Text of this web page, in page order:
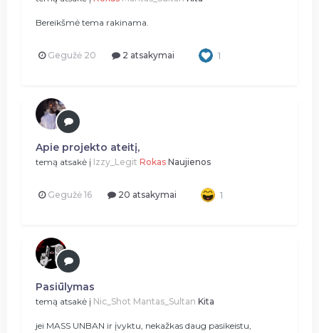
Bereikšmė tema rakinama.
Gegužė 20 2 atsakymai 1
Apie projekto ateitį,
temą atsakė į Izzy_Legit Rokas Naujienos
Gegužė 16 20 atsakymai 1
Pasiūlymas
temą atsakė į Nic_Shot Mantas_Sultan Kita
jei MASS UNBAN ir įvyktu, nekažkas daug pasikeistu,